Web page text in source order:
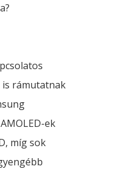
rámutatnak
ek
míg sok